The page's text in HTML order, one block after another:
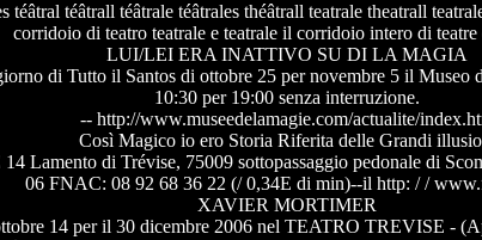
téâtral téâtrall téâtrale téâtrales théâtrall teatrale theatrall
corridoio di teatro teatrale e teatrale il corridoio intero di
LUI/LEI ERA INATTIVO SU DI LA MAGIA
di Tutto il Santos di ottobre 25 per novembre 5 il Museo
10:30 per 19:00 senza interruzione.
-- http://www.museedelamagie.com/actualite/
Così Magico io ero Storia Riferita delle Grandi
Lamento di Trévise, 75009 sottopassaggio pedonale di
06 FNAC: 08 92 68 36 22 (/ 0,34E di min)--il http: / /
XAVIER MORTIMER
14 per il 30 dicembre 2006 nel TEATRO TREVISE -